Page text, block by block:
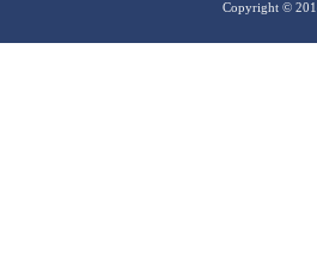
Copyright ©